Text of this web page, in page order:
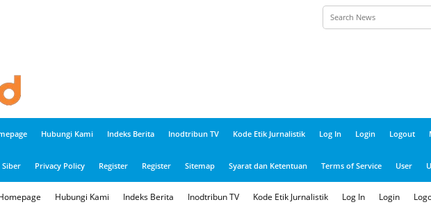
Hubungi Kami Indeks Berita Inodtribun TV Kode Etik Jurnalistik Log In Login Logout
Siber Privacy Policy Register Register Sitemap Syarat dan Ketentuan Terms of Service User
Hubungi Kami Indeks Berita Inodtribun TV Kode Etik Jurnalistik Log In Login